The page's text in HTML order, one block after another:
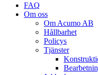
FAQ
Om oss
Om Acumo AB
Hållbarhet
Policys
Tjänster